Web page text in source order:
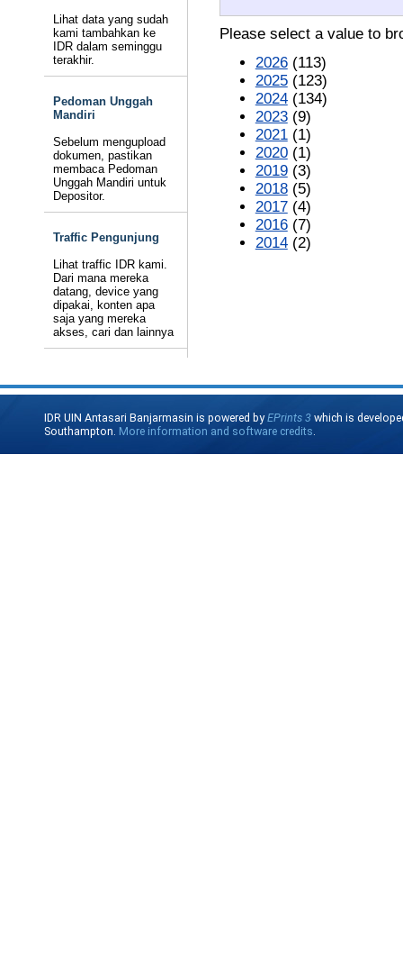
Lihat data yang sudah
kami tambahkan ke
IDR dalam seminggu
terakhir.
Pedoman Unggah
Mandiri
Sebelum mengupload
dokumen, pastikan
membaca Pedoman
Unggah Mandiri untuk
Depositor.
Traffic Pengunjung
Lihat traffic IDR kami.
Dari mana mereka
datang, device yang
dipakai, konten apa
saja yang mereka
akses, cari dan lainnya
Please select a value to
2026(113)
2025(123)
2024(134)
2023(9)
2021(1)
2020(1)
2019(3)
2018(5)
2017(4)
2016(7)
2014(2)
IDR UIN Antasari Banjarmasin is powered byEPrints 3 which is
Southampton. More information and software credits.